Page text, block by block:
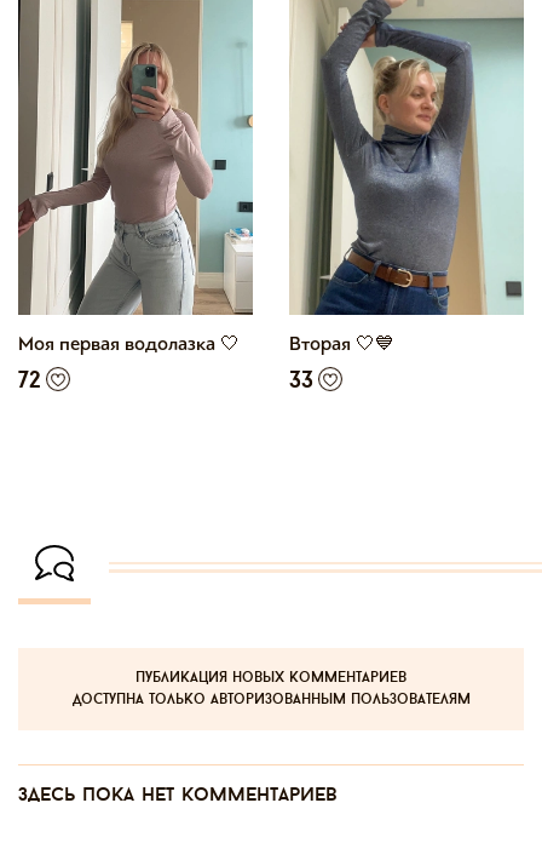
Моя первая водолазка 🤍
72
Вторая 🤍💙
33
публикация новых комментариев
доступна только авторизованным пользователям
Здесь пока нет комментариев